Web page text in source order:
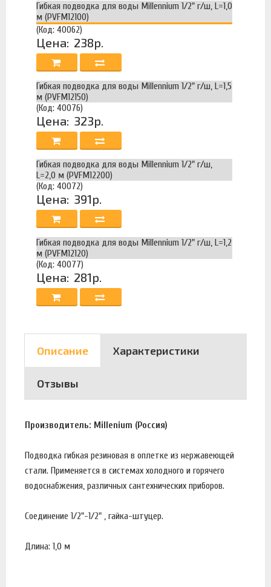
Гибкая подводка для воды Millennium 1/2" г/ш, L=1,0
м (PVFM12100)
(Код: 40062)
Цена: 238р.
Гибкая подводка для воды Millennium 1/2" г/ш, L=1,5
м (PVFM12150)
(Код: 40076)
Цена: 323р.
Гибкая подводка для воды Millennium 1/2" г/ш,
L=2,0 м (PVFM12200)
(Код: 40072)
Цена: 391р.
Гибкая подводка для воды Millennium 1/2" г/ш, L=1,2
м (PVFM12120)
(Код: 40077)
Цена: 281р.
Описание Характеристики
Отзывы
Производитель: Millenium (Россия)
Подводка гибкая резиновая в оплетке из нержавеющей
стали. Применяется в системах холодного и горячего
водоснабжения, различных сантехнических приборов.
Соединение 1/2"-1/2" , гайка-штуцер.
Длина: 1,0 м